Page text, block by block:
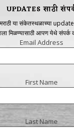
UPDATES साठी
या संकेतस्थळाच्या
मिळण्यासाठी आपण येथे
Email Address
First Name
Last Name